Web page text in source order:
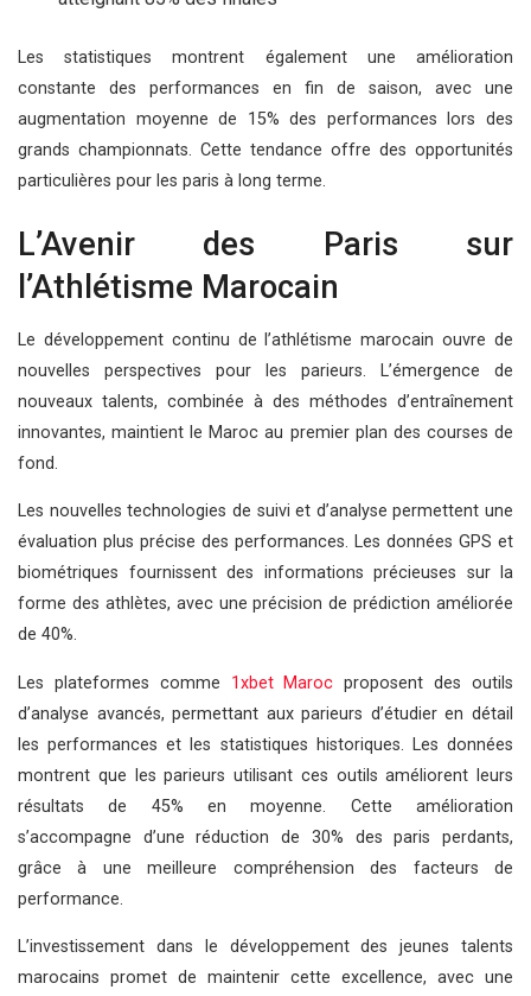
Les statistiques montrent également une amélioration
constante des performances en fin de saison, avec une
augmentation moyenne de 15% des performances lors des
grands championnats. Cette tendance offre des opportunités
particulières pour les paris à long terme.
L’Avenir des Paris sur
l’Athlétisme Marocain
Le développement continu de l’athlétisme marocain ouvre de
nouvelles perspectives pour les parieurs. L’émergence de
nouveaux talents, combinée à des méthodes d’entraînement
innovantes, maintient le Maroc au premier plan des courses de
fond.
Les nouvelles technologies de suivi et d’analyse permettent une
évaluation plus précise des performances. Les données GPS et
biométriques fournissent des informations précieuses sur la
forme des athlètes, avec une précision de prédiction améliorée
de 40%.
Les plateformes comme 1xbet Maroc proposent des outils
d’analyse avancés, permettant aux parieurs d’étudier en détail
les performances et les statistiques historiques. Les données
montrent que les parieurs utilisant ces outils améliorent leurs
résultats de 45% en moyenne. Cette amélioration
s’accompagne d’une réduction de 30% des paris perdants,
grâce à une meilleure compréhension des facteurs de
performance.
L’investissement dans le développement des jeunes talents
marocains promet de maintenir cette excellence, avec une